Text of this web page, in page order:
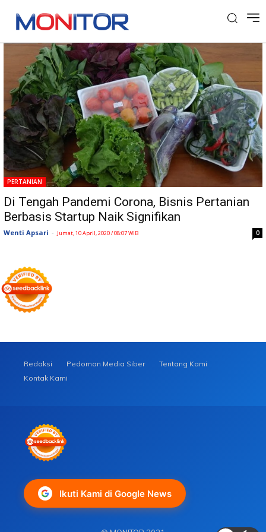
Tag: Pertanian Startup
PERTANIAN
Di Tengah Pandemi Corona, Bisnis Pertanian
Berbasis Startup Naik Signifikan
Wenti Apsari - Jumat, 10 April, 2020 / 08:07 WIB 0
Redaksi Pedoman Media Siber
Tentang Kami
Kontak Kami
Ikuti Kami di Google News